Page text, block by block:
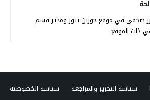
صحفي في موقع جورتن نيوز ومدير قسم
ذات الموقع
سياسة التحرير والمراجعة سياسة الخصوصية